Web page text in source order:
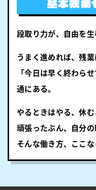
基本残業
段取り力が、自由を生
うまく進めれば、残業
「今日は早く終わら
通にある。
やるときはやる、休む
頑張ったぶん、自分の
そんな働き方、ここな